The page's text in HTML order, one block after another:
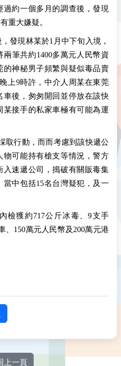
約一個多月的調查後，發現
重大嫌疑。
發現林某於1月中下旬入境，
筆共約1400多萬元人民幣資
的神秘男子頻繁與疑似毒品賣
上9時許，中介人周某在東莞
車後，匆匆開回並停放在該快
某接手的私家車極有可能為運
取行動，而而考慮到該快遞公
物可能持有槍支等情況，警方
入速遞公司，搗破有關販毒集
當中包括15名台灣疑犯，及一
檢獲約717公斤冰毒、9支手
、150萬元人民幣及200萬元港
上一頁